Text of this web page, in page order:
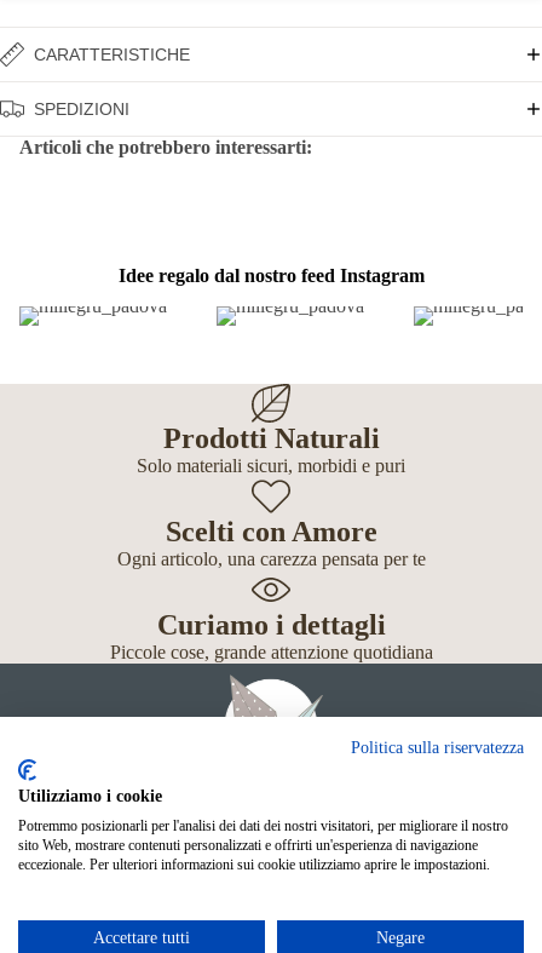
CARATTERISTICHE
SPEDIZIONI
Articoli che potrebbero interessarti:
Idee regalo dal nostro feed Instagram
Prodotti Naturali
Solo materiali sicuri, morbidi e puri
Scelti con Amore
Ogni articolo, una carezza pensata per te
Curiamo i dettagli
Piccole cose, grande attenzione quotidiana
Giochi
Neonato
Shop Online
© Mille Gru di Sofia Calore. P.IVA 05033240283
Politica sulla riservatezza
Utilizziamo i cookie
Potremmo posizionarli per l'analisi dei dati dei nostri visitatori, per migliorare il nostro
sito Web, mostrare contenuti personalizzati e offrirti un'esperienza di navigazione
eccezionale. Per ulteriori informazioni sui cookie utilizziamo aprire le impostazioni.
Accettare tutti Negare